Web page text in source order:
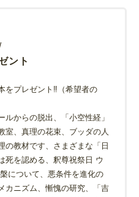
ント
をプレゼント‼（希望者の
からの脱出、「小空性経」
室、真理の花束、ブッダの人
の教材です、さまざまな「日
死を認める、釈尊祝祭日 ウ
について、悪条件を進化の
カニズム、慚愧の研究、「吉